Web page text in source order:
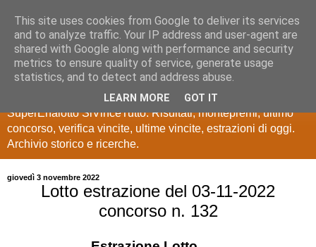
Estrazioni Lotto
SuperEnalotto
Ultime estrazioni di Lotto, SuperEnalotto, 10 e lotto,
SuperEnalotto SiVinceTutto. Risultati, montepremi, ultimo
concorso, verifica vincite, ultime vincite, estrazioni di oggi.
Archivio storico e ricerche.
giovedì 3 novembre 2022
Lotto estrazione del 03-11-2022
concorso n. 132
This site uses cookies from Google to deliver its services
and to analyze traffic. Your IP address and user-agent are
shared with Google along with performance and security
metrics to ensure quality of service, generate usage
statistics, and to detect and address abuse.
LEARN MORE GOT IT